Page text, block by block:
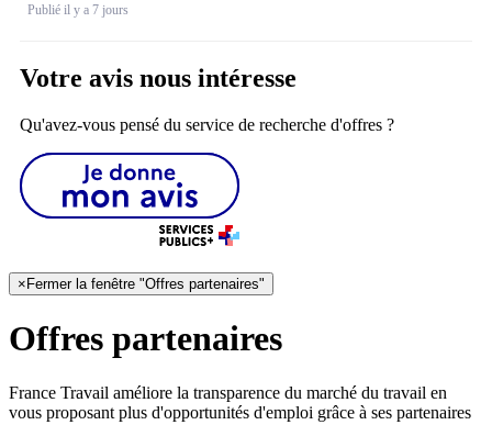
Publié il y a 7 jours
Votre avis nous intéresse
Qu'avez-vous pensé du service de recherche d'offres ?
×Fermer la fenêtre "Offres partenaires"
Offres partenaires
France Travail améliore la transparence du marché du travail en
vous proposant plus d'opportunités d'emploi grâce à ses partenaires